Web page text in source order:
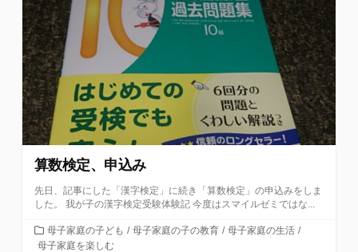
ー
算数検定、申込み
先日、記事にした「漢字検定」に続き「算数検定」の申込みをしま
した。 我が子の漢字検定受験体験記 今度はスマイルゼミではな...
カ
テ
母子家庭の子ども / 母子家庭の子の教育 / 母子家庭の生活 /
母子家庭を楽しむ